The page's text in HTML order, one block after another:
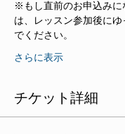
※もし直前のお申込みに
は、レッスン参加後に
でください。
さらに表示
チケット詳細